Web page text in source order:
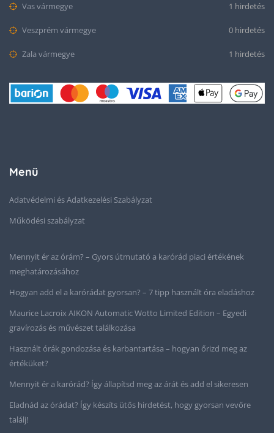
Vas vármegye 1 hirdetés
Veszprém vármegye 0 hirdetés
Zala vármegye 1 hirdetés
Menü
Adatvédelmi és Adatkezelési Szabályzat
Működési szabályzat
Mennyit ér az órám? – Gyors útmutató a karórád piaci értékének
meghatározásához
Hogyan add el a karórádat gyorsan? – 7 tipp használt óra eladáshoz
Maurice Lacroix AIKON Automatic Wotto Limited Edition – Egyedi
gravírozás és művészet találkozása
Használt órák gondozása és karbantartása – hogyan őrizd meg az
értéküket?
Mennyit ér a karórád? Így állapítsd meg az árát és add el sikeresen
Eladnád az órádat? Így készíts ütős hirdetést, hogy gyorsan vevőre
találj!